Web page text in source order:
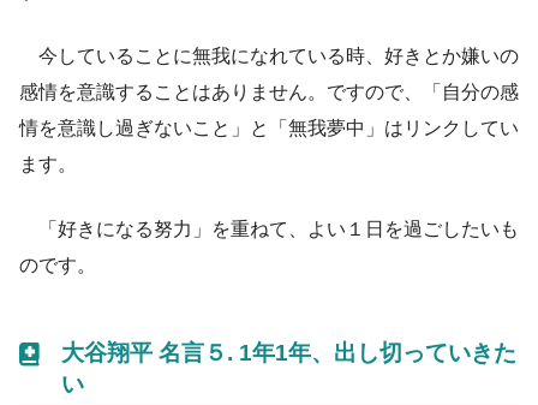
今していることに無我になれている時、好きとか嫌いの
感情を意識することはありません。ですので、「自分の感
情を意識し過ぎないこと」と「無我夢中」はリンクしてい
ます。
「好きになる努力」を重ねて、よい１日を過ごしたいも
のです。
大谷翔平 名言５. 1年1年、出し切っていきた
い